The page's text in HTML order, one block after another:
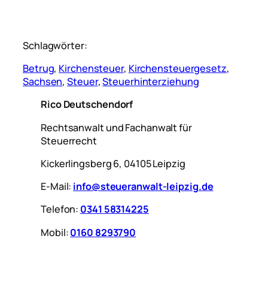
Schlagwörter:
Betrug, Kirchensteuer, Kirchensteuergesetz
Sachsen, Steuer, Steuerhinterziehung
Rico Deutschendorf
Rechtsanwalt und Fachanwalt für
Steuerrecht
Kickerlingsberg 6, 04105 Leipzig
E-Mail: info@steueranwalt-leipzig.de
Telefon: 0341 58314225
Mobil:0160 8293790